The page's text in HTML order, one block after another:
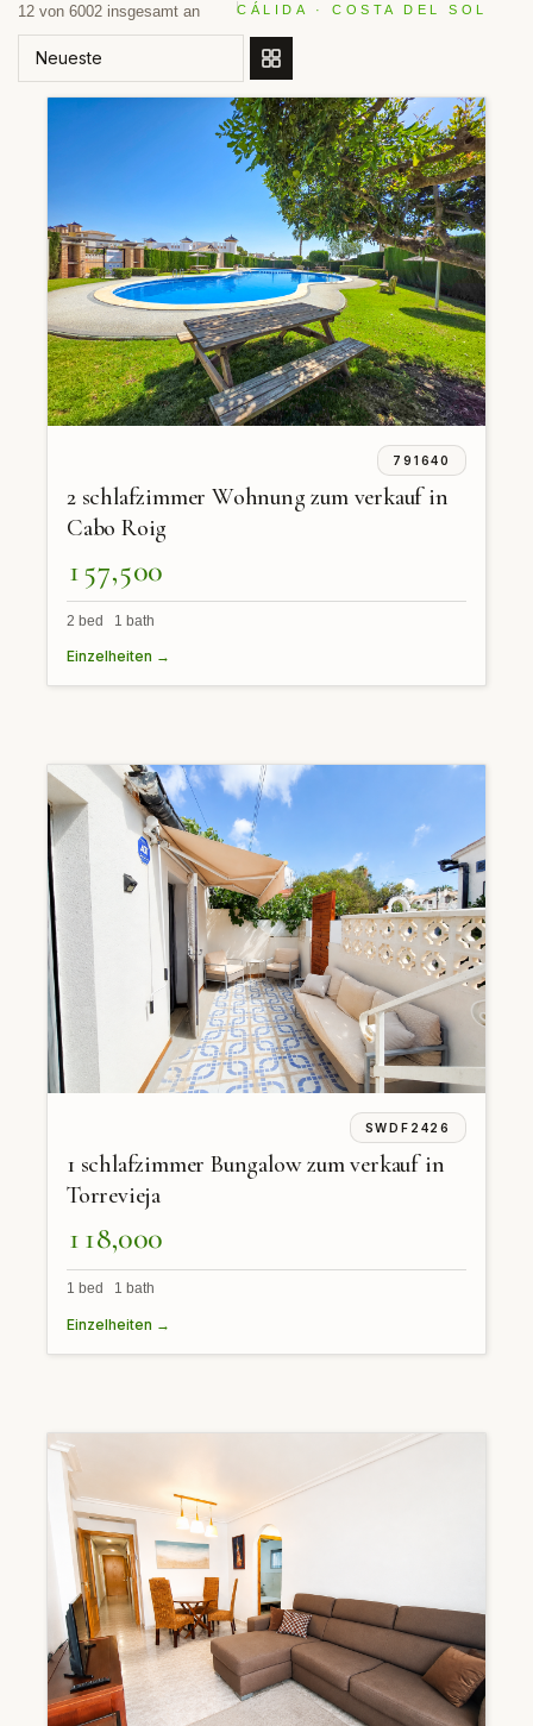
12 von 6002 insgesamt an
CÁLIDA · COSTA DEL SOL
SORTIEREN NACH
791640
2 schlafzimmer Wohnung zum verkauf in
Cabo Roig
157,500
2 bed 1 bath
Einzelheiten →
SWDF2426
1 schlafzimmer Bungalow zum verkauf in
Torrevieja
118,000
1 bed 1 bath
Einzelheiten →